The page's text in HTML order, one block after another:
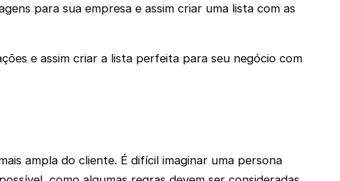
para sua empresa e assim criar uma lista com as
e assim criar a lista perfeita para seu negócio com
ampla do cliente. É difícil imaginar uma persona